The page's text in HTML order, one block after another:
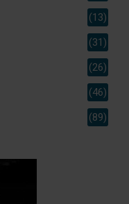
(13)
(31)
(26)
(46)
(89)